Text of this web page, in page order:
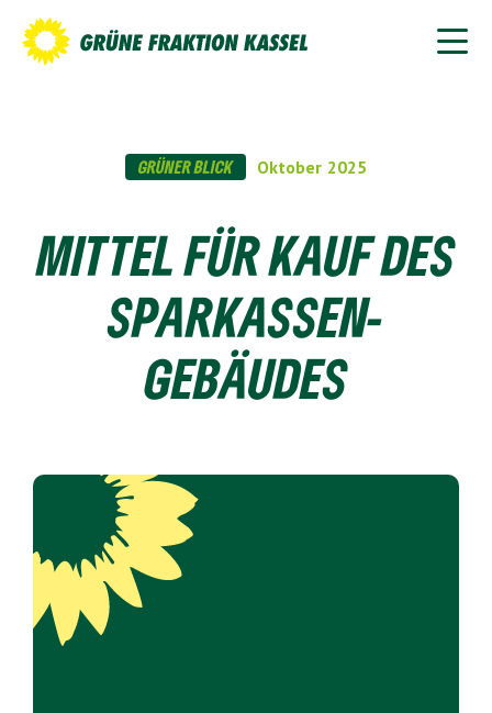
GRÜNER BLICK Oktober 2025
MITTEL FÜR KAUF DES
SPARKASSEN-
GEBÄUDES